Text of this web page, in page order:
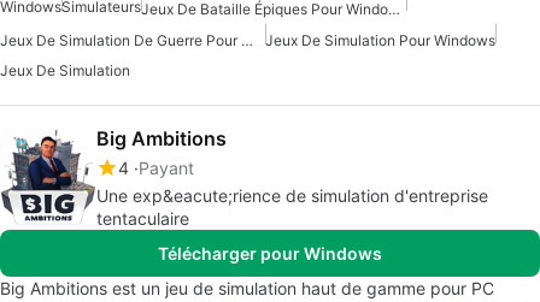
WindowsSimulateurs
Jeux De Bataille Épiques Pour Windows
Jeux De Simulation De Guerre Pour Windows
Jeux De Simulation Pour Windows
Jeux De Simulation
Big Ambitions
4 Payant
Une exp&eacute;rience de simulation d'entreprise
tentaculaire
Télécharger pour Windows
Big Ambitions est un jeu de simulation haut de gamme pour PC